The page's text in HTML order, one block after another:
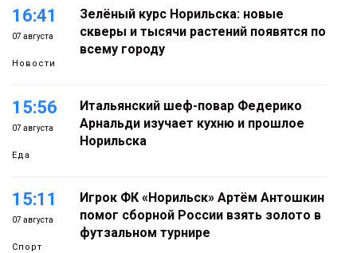
16:41
07 августа
Новости
Зелёный курс Норильска: новые
скверы и тысячи растений появятся по
всему городу
15:56
07 августа
Еда
Итальянский шеф-повар Федерико
Арнальди изучает кухню и прошлое
Норильска
15:11
07 августа
Спорт
Игрок ФК «Норильск» Артём Антошкин
помог сборной России взять золото в
футзальном турнире